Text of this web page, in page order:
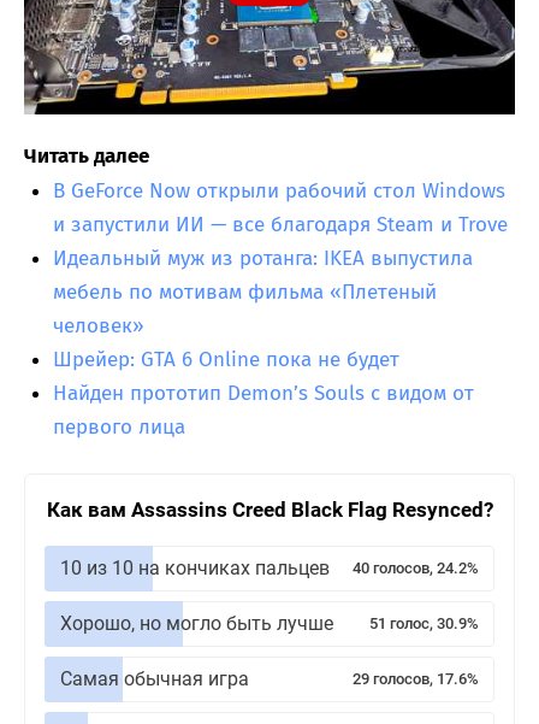
Читать далее
В GeForce Now открыли рабочий стол Windows
и запустили ИИ — все благодаря Steam и Trove
Идеальный муж из ротанга: IKEA выпустила
мебель по мотивам фильма «Плетеный
человек»
Шрейер: GTA 6 Online пока не будет
Найден прототип Demon’s Souls с видом от
первого лица
Как вам Assassins Creed Black Flag Resynced?
10 из 10 на кончиках пальцев 40 голосов, 24.2%
Хорошо, но могло быть лучше 51 голос, 30.9%
Самая обычная игра 29 голосов, 17.6%